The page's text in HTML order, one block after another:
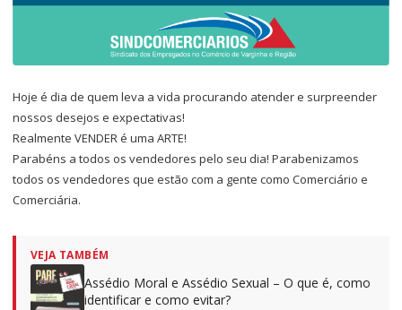
Hoje é dia de quem leva a vida procurando atender e surpreender
nossos desejos e expectativas!
Realmente VENDER é uma ARTE!
Parabéns a todos os vendedores pelo seu dia! Parabenizamos
todos os vendedores que estão com a gente como Comerciário e
Comerciária.
VEJA TAMBÉM
Assédio Moral e Assédio Sexual – O que é, como
identificar e como evitar?